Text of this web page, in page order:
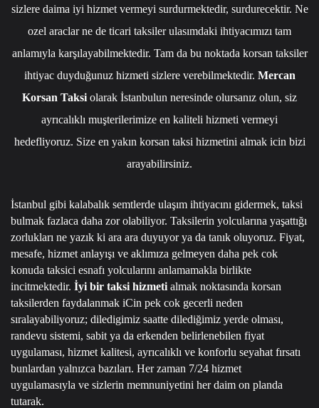
sizlere daima iyi hizmet vermeyi surdurmektedir, surdurecektir. Ne
ozel araclar ne de ticari taksiler ulasımdaki ihtiyacımızı tam
anlamıyla karşılayabilmektedir. Tam da bu noktada korsan taksiler
ihtiyac duyduğunuz hizmeti sizlere verebilmektedir. Mercan
Korsan Taksi olarak İstanbulun neresinde olursanız olun, siz
ayrıcalıklı muşterilerimize en kaliteli hizmeti vermeyi
hedefliyoruz. Size en yakın korsan taksi hizmetini almak icin bizi
arayabilirsiniz.
İstanbul gibi kalabalık semtlerde ulaşım ihtiyacını gidermek, taksi
bulmak fazlaca daha zor olabiliyor. Taksilerin yolcularına yaşattığı
zorlukları ne yazık ki ara ara duyuyor ya da tanık oluyoruz. Fiyat,
mesafe, hizmet anlayışı ve aklımıza gelmeyen daha pek cok
konuda taksici esnafı yolcularını anlamamakla birlikte
incitmektedir. İyi bir taksi hizmeti almak noktasında korsan
taksilerden faydalanmak iCin pek cok gecerli neden
sıralayabiliyoruz; diledigimiz saatte dilediğimiz yerde olması,
randevu sistemi, sabit ya da erkenden belirlenebilen fiyat
uygulaması, hizmet kalitesi, ayrıcalıklı ve konforlu seyahat fırsatı
bunlardan yalnızca bazıları. Her zaman 7/24 hizmet
uygulamasıyla ve sizlerin memnuniyetini her daim on planda
tutarak.